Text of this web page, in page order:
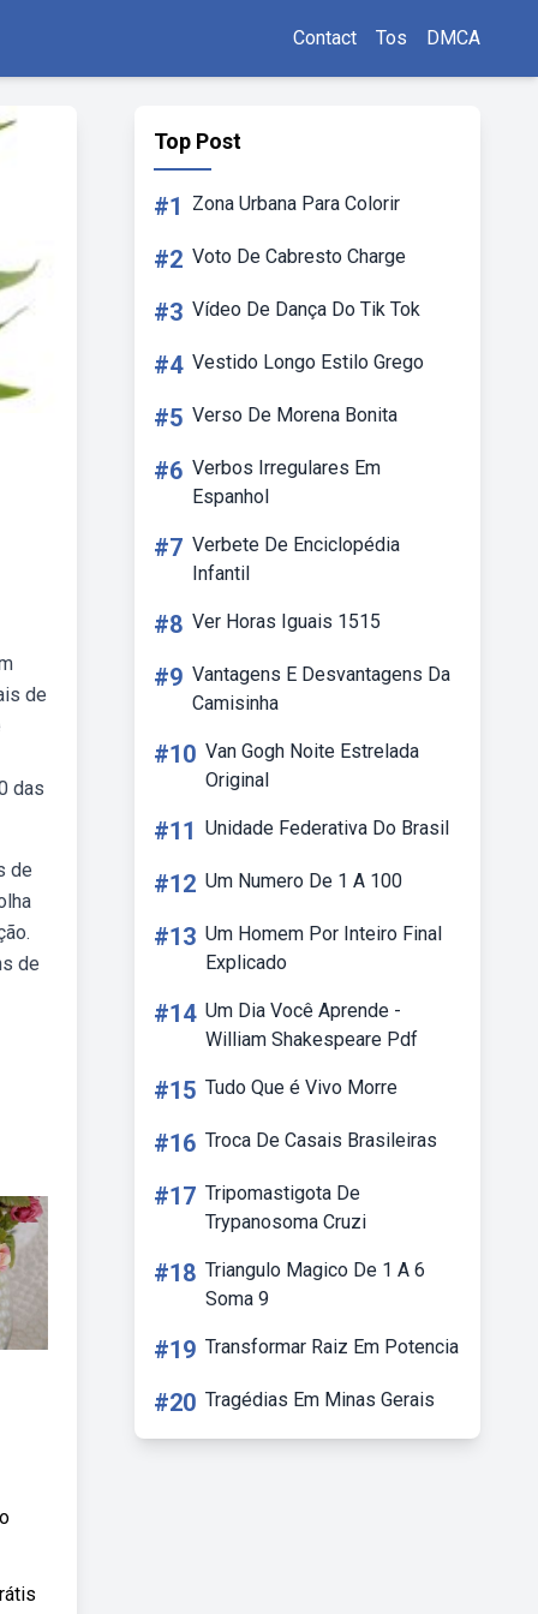
Contact Tos DMCA
de
das
de
de
Top Post
#1 Zona Urbana Para Colorir
#2 Voto De Cabresto Charge
#3 Vídeo De Dança Do Tik Tok
#4 Vestido Longo Estilo Grego
#5 Verso De Morena Bonita
#6 Verbos Irregulares Em
Espanhol
#7 Verbete De Enciclopédia
Infantil
#8 Ver Horas Iguais 1515
#9 Vantagens E Desvantagens Da
Camisinha
#10 Van Gogh Noite Estrelada
Original
#11 Unidade Federativa Do Brasil
#12 Um Numero De 1 A 100
#13 Um Homem Por Inteiro Final
Explicado
#14 Um Dia Você Aprende -
William Shakespeare Pdf
#15 Tudo Que é Vivo Morre
#16 Troca De Casais Brasileiras
#17 Tripomastigota De
Trypanosoma Cruzi
#18 Triangulo Magico De 1 A 6
Soma 9
#19 Transformar Raiz Em Potencia
#20 Tragédias Em Minas Gerais